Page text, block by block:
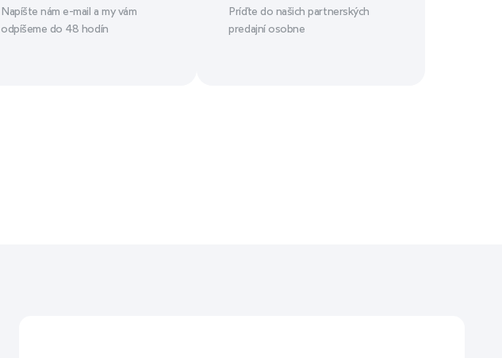
Napíšte nám e-mail a my vám
odpíšeme do 48 hodín
Príďte do našich partnerských
predajní osobne